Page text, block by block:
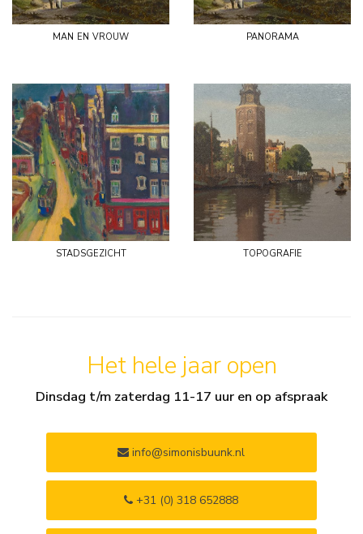
man en vrouw panorama
stadsgezicht topografie
Het hele jaar open
Dinsdag t/m zaterdag 11-17 uur en op afspraak
info@simonisbuunk.nl
+31 (0) 318 652888